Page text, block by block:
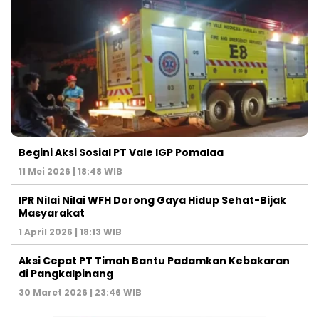
Begini Aksi Sosial PT Vale IGP Pomalaa
11 Mei 2026 | 18:48 WIB
IPR Nilai Nilai WFH Dorong Gaya Hidup Sehat-Bijak
Masyarakat
1 April 2026 | 18:13 WIB
Aksi Cepat PT Timah Bantu Padamkan Kebakaran
di Pangkalpinang
30 Maret 2026 | 23:46 WIB